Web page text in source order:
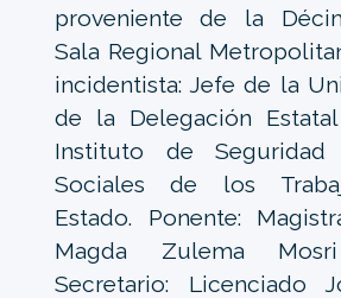
proveniente de la
Sala Regional
incidentista: Jefe de la
de la Delegación
Instituto de Seguridad
Sociales de los
Estado. Ponente:
Magda Zulema
Secretario: Licenciado